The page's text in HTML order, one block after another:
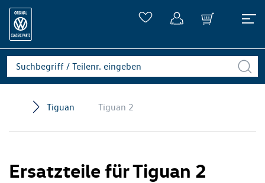
Tiguan Tiguan 2
Ersatzteile für Tiguan 2